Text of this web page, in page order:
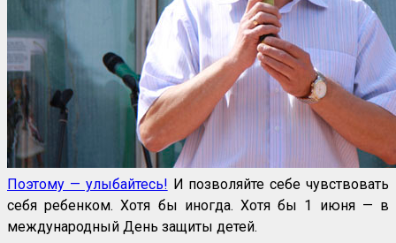
Поэтому — улыбайтесь! И позволяйте себе чувствовать
себя ребенком. Хотя бы иногда. Хотя бы 1 июня — в
международный День защиты детей.